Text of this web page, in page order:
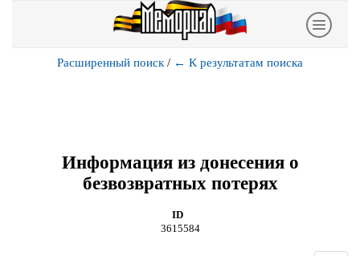
Расширенный поиск / ← К результатам поиска
Информация из донесения о
безвозвратных потерях
ID
3615584